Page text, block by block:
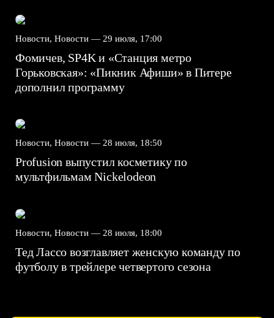
Новости, Новости — 29 июля, 17:00
Фомичев, SP4K и «Станция метро
Горьковская»: «Пикник Афиши» в Питере
дополнил программу
Новости, Новости — 28 июля, 18:50
Profusion выпустил косметику по
мультфильмам Nickelodeon
Новости, Новости — 28 июля, 18:00
Тед Лассо возглавляет женскую команду по
футболу в трейлере четвертого сезона